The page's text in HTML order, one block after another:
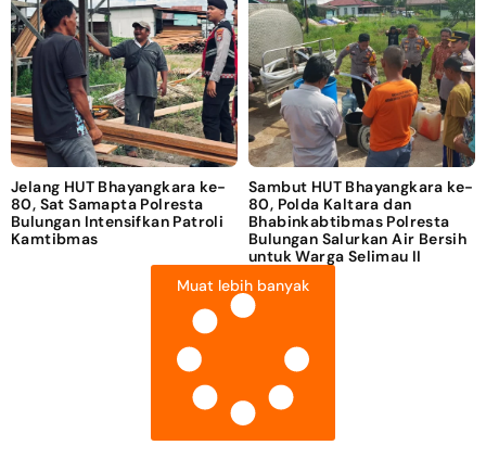
Jelang HUT Bhayangkara ke-
80, Sat Samapta Polresta
Bulungan Intensifkan Patroli
Kamtibmas
Sambut HUT Bhayangkara ke-
80, Polda Kaltara dan
Bhabinkabtibmas Polresta
Bulungan Salurkan Air Bersih
untuk Warga Selimau II
Muat lebih banyak